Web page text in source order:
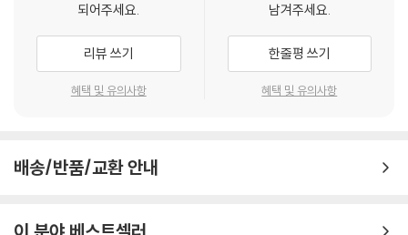
되어주세요.
리뷰 쓰기
혜택 및 유의사항
남겨주세요.
한줄평 쓰기
혜택 및 유의사항
배송/반품/교환 안내